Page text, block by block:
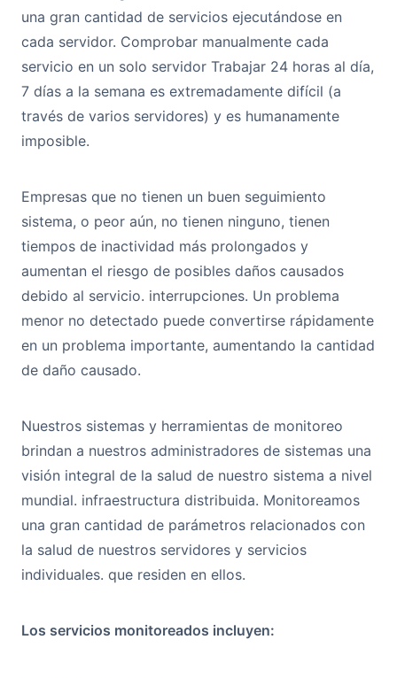
una gran cantidad de servicios ejecutándose en
cada servidor. Comprobar manualmente cada
servicio en un solo servidor Trabajar 24 horas al día,
7 días a la semana es extremadamente difícil (a
través de varios servidores) y es humanamente
imposible.
Empresas que no tienen un buen seguimiento
sistema, o peor aún, no tienen ninguno, tienen
tiempos de inactividad más prolongados y
aumentan el riesgo de posibles daños causados
debido al servicio. interrupciones. Un problema
menor no detectado puede convertirse rápidamente
en un problema importante, aumentando la cantidad
de daño causado.
Nuestros sistemas y herramientas de monitoreo
brindan a nuestros administradores de sistemas una
visión integral de la salud de nuestro sistema a nivel
mundial. infraestructura distribuida. Monitoreamos
una gran cantidad de parámetros relacionados con
la salud de nuestros servidores y servicios
individuales. que residen en ellos.
Los servicios monitoreados incluyen: